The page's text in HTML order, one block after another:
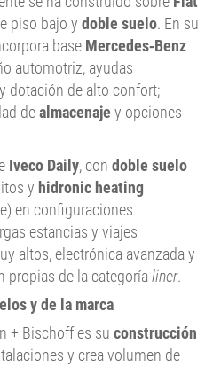
piso bajo y doble suelo. En su
base Mercedes‑Benz
automotriz, ayudas
dotación de alto confort;
dealmacenaje y opciones
Iveco Daily, con doble suelo
y hidronic heating
en configuraciones
estancias y viajes
altos, electrónica avanzada y
propias de la categoría liner.
y de la marca
+ Bischoff es su construcción
y crea volumen de